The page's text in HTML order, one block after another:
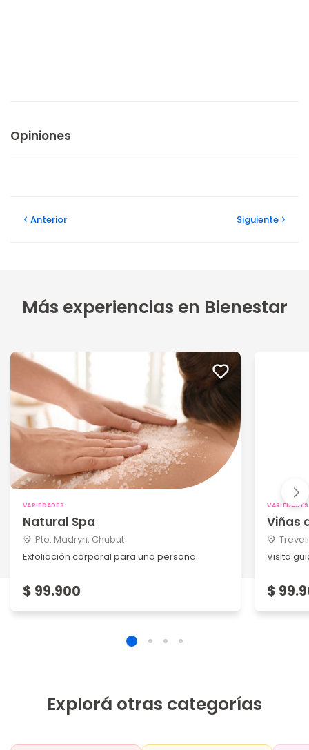
Opiniones
Anterior Siguiente
Más experiencias en Bienestar
VARIEDADES
Natural Spa
Pto. Madryn, Chubut
Exfoliación corporal para una persona
$ 99.900
VARIEDADES
Viñas
Visita
$
Explorá otras categorías